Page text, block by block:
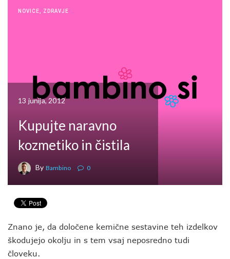
NOVICE ZDRAVJE
13 junija, 2012
Kupujte naravno
kozmetiko in čistila
By Bambino 0
Znano je, da določene kemične sestavine teh izdelkov
škodujejo okolju in s tem vsaj neposredno tudi
človeku.